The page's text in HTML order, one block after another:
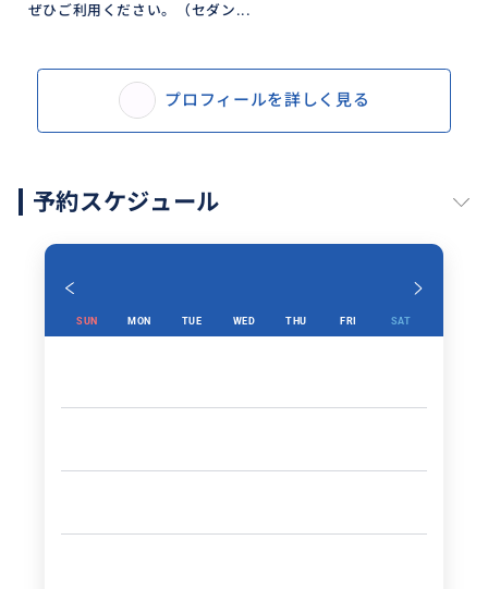
ぜひご利用ください。（セダン...
プロフィールを詳しく見る
予約スケジュール
SUN MON TUE WED THU FRI SAT